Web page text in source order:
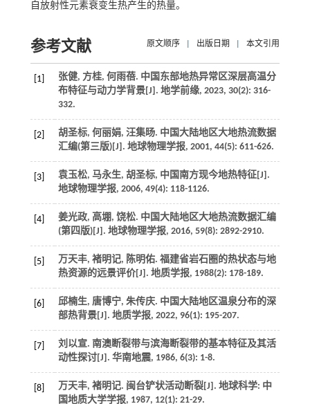
自放射性元素衰变生热产生的热量。
参考文献 原文顺序 出版日期 本文引用
[1]
张健, 方桂, 何雨蓓. 中国东部地热异常区深层高温分
布特征与动力学背景[J]. 地学前缘, 2023, 30(2): 316-
332.
[2]
胡圣标, 何丽娟, 汪集旸. 中国大陆地区大地热流数据
汇编(第三版)[J]. 地球物理学报, 2001, 44(5): 611-626.
[3]
袁玉松, 马永生, 胡圣标, 中国南方现今地热特征[J].
地球物理学报, 2006, 49(4): 118-1126.
[4]
姜光政, 高堋, 饶松. 中国大陆地区大地热流数据汇编
(第四版)[J]. 地球物理学报, 2016, 59(8): 2892-2910.
[5]
万天丰, 褚明记, 陈明佑. 福建省岩石圈的热状态与地
热资源的远景评价[J]. 地质学报, 1988(2): 178-189.
[6]
邱楠生, 唐博宁, 朱传庆. 中国大陆地区温泉分布的深
部热背景[J]. 地质学报, 2022, 96(1): 195-207.
[7]
刘以宣. 南澳断裂带与滨海断裂带的基本特征及其活
动性探讨[J]. 华南地震, 1986, 6(3): 1-8.
[8] 万天丰, 褚明记. 闽台铲状活动断裂[J]. 地球科学: 中
国地质大学学报, 1987, 12(1): 21-29.